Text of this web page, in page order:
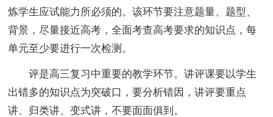
炼学生应试能力所必须的。该环节要注意题量、题型、
背景，尽量接近高考，全面考查高考要求的知识点，每
单元至少要进行一次检测。
评是高三复习中重要的教学环节。讲评课要以学生
出错多的知识点为突破口，要分析错因，讲评要重点
讲、归类讲、变式讲，不要面面俱到。